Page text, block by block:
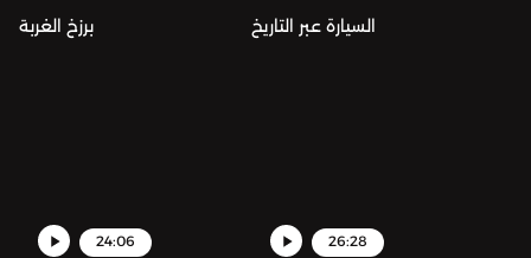
برزخ الغربة السيارة عبر التاريخ
24:06 26:28